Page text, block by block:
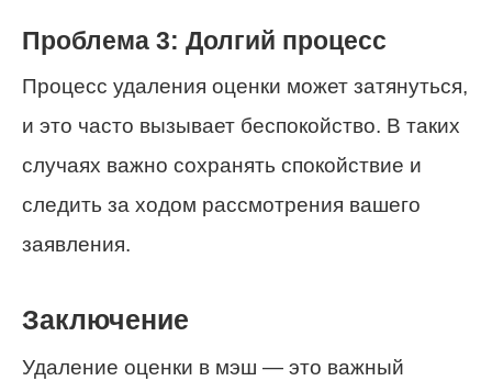
Проблема 3: Долгий процесс
Процесс удаления оценки может затянуться,
и это часто вызывает беспокойство. В таких
случаях важно сохранять спокойствие и
следить за ходом рассмотрения вашего
заявления.
Заключение
Удаление оценки в мэш — это важный